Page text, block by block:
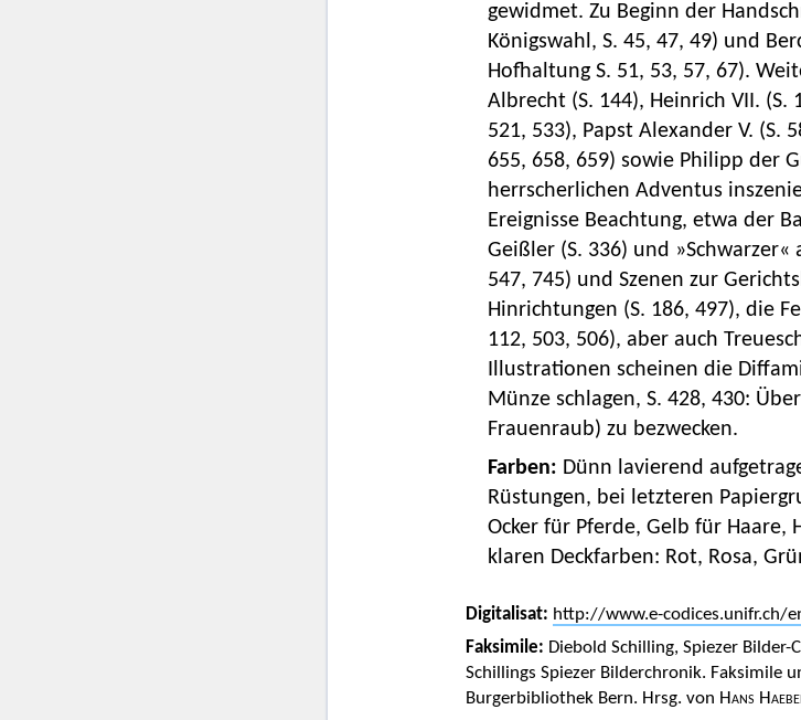
gewidmet. Zu Beginn der
Königswahl, S. 45, 47, 49) und
Hofhaltung S. 51, 53, 57, 67).
Albrecht (S. 144), Heinrich VII. (S.
521, 533), Papst Alexander V. (S.
655, 658, 659) sowie Philipp der
herrscherlichen Adventus
Ereignisse Beachtung, etwa der
Geißler (S. 336) und »Schwarzer«
547, 745) und Szenen zur
Hinrichtungen (S. 186, 497), die
112, 503, 506), aber auch
Illustrationen scheinen die
Münze schlagen, S. 428, 430:
Frauenraub) zu bezwecken.
Farben: Dünn lavierend
Rüstungen, bei letzteren
Ocker für Pferde, Gelb für Haare,
klaren Deckfarben: Rot, Rosa,
Digitalisat: http://www.e-codices.unifr.ch/
Faksimile: Diebold Schilling, Spiezer
Schillings Spiezer Bilderchronik. Faksimile
Burgerbibliothek Bern. Hrsg. von Hans